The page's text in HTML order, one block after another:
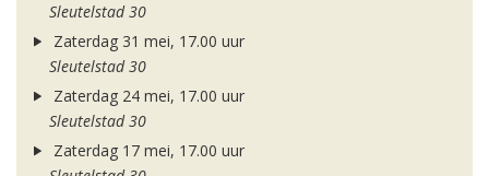
Sleutelstad 30
Zaterdag 31 mei, 17.00 uur
Sleutelstad 30
Zaterdag 24 mei, 17.00 uur
Sleutelstad 30
Zaterdag 17 mei, 17.00 uur